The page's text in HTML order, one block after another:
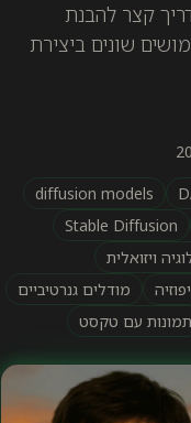
קצר להבנת
שונים ביצירת
diffusion models
Stable Diffusion
ויזואלית
מודלים גנרטיביים
תמונות עם טקסט